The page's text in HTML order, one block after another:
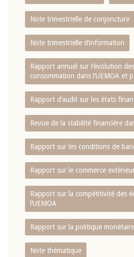
Note trimestrielle de conjoncture
Note trimestrielle d‘information
Rapport annuel sur l‘évolution
consommation dans l‘UEMOA et
Rapport d‘audit sur les états
Revue de la stabilité financière
Rapport sur les conditions de
Rapport sur le commerce
Rapport sur la compétitivité des
l‘UEMOA
Rapport sur la politique monétaire
Note thématique